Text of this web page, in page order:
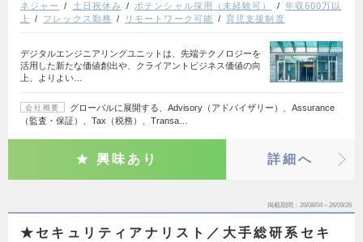
ネジャー
土日祝休み ポテンシャル採用（未経験可）
年収600万以
上
フレックス勤務 リモートワーク可能 育児支援制度
デジタルエンジニアリングユニットは、先端テクノロジーを
活用した新たな価値創出や、クライアントビジネス価値の向
上、よりよい…
会社概要
グローバルに展開する、Advisory（アドバイザリー）、Assurance
（監査・保証）、Tax（税務）、Transa…
興味あり 詳細へ
掲載期間 26/08/04～26/09/26
★セキュリティアナリスト／大手総研系セキ